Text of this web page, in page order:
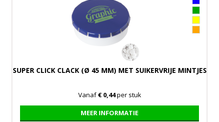
SUPER CLICK CLACK (Ø 45 MM) MET SUIKERVRIJE MINTJES
Vanaf€ 0,44per stuk
MEER INFORMATIE